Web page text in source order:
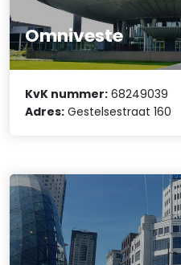
Omniveste
KvK nummer: 68249039
Adres: Gestelsestraat 160